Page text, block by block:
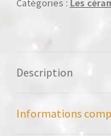
Catégories : Les
Description
Informations